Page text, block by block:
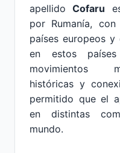
apellidoCofaru
por Rumanía,
países europeos y
en estos
movimientos
históricas y
permitido que el
en distintas
mundo.